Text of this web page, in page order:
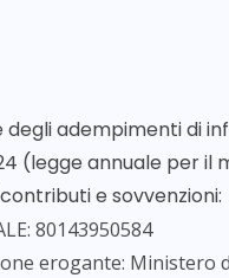
degli adempimenti di
(legge annuale per
e sovvenzioni:
80143950584
erogante: Ministero